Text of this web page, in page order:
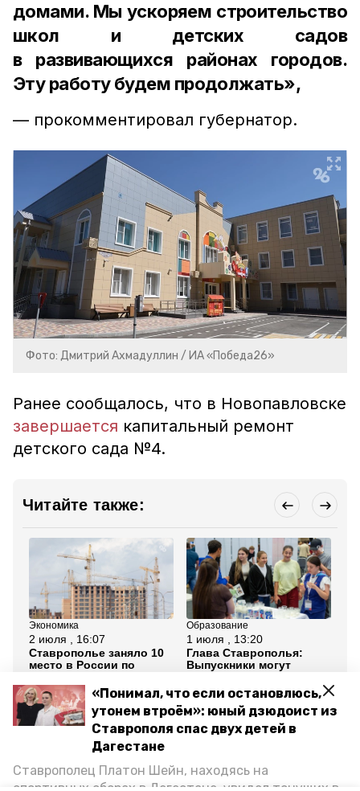
«Понимал, что если остановлюсь,
утонем втроём»: юный дзюдоист из
Ставрополя спас двух детей в
Дагестане
Ставрополец Платон Шейн, находясь на
домами. Мы ускоряем строительство
школ и детских садов
в развивающихся районах городов.
Эту работу будем продолжать»,
— прокомментировал губернатор.
Фото: Дмитрий Ахмадуллин / ИА «Победа26»
Ранее сообщалось, что в Новопавловске
завершается капитальный ремонт
детского сада №4.
Читайте также:
Экономика
2 июля , 16:07
Ставрополье заняло 10
место в России по
полугодие 2026 года
Образование
1 июля , 13:20
Глава Ставрополья:
Выпускники могут
целевое обучение до 25
июля
Все новости
рабочая поездка губернатора